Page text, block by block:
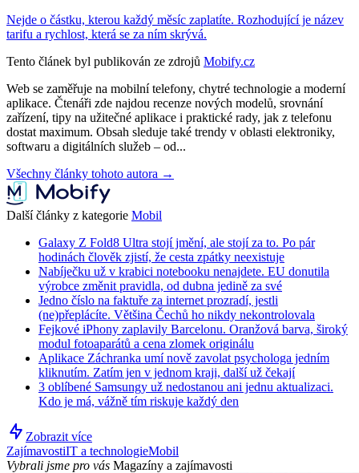
Nejde o částku, kterou každý měsíc zaplatíte. Rozhodující je název
tarifu a rychlost, která se za ním skrývá.
Tento článek byl publikován ze zdrojů Mobify.cz
Web se zaměřuje na mobilní telefony, chytré technologie a moderní
aplikace. Čtenáři zde najdou recenze nových modelů, srovnání
zařízení, tipy na užitečné aplikace i praktické rady, jak z telefonu
dostat maximum. Obsah sleduje také trendy v oblasti elektroniky,
softwaru a digitálních služeb – od...
Všechny články tohoto autora →
Další články z kategorie Mobil
Galaxy Z Fold8 Ultra stojí jmění, ale stojí za to. Po pár
hodinách člověk zjistí, že cesta zpátky neexistuje
Nabíječku už v krabici notebooku nenajdete. EU donutila
výrobce změnit pravidla, od dubna jedině za své
Jedno číslo na faktuře za internet prozradí, jestli
(ne)přeplácíte. Většina Čechů ho nikdy nekontrolovala
Fejkové iPhony zaplavily Barcelonu. Oranžová barva, široký
modul fotoaparátů a cena zlomek originálu
Aplikace Záchranka umí nově zavolat psychologa jedním
kliknutím. Zatím jen v jednom kraji, další už čekají
3 oblíbené Samsungy už nedostanou ani jednu aktualizaci.
Kdo je má, vážně tím riskuje každý den
Zobrazit více
ZajímavostiIT a technologieMobil
Vybrali jsme pro vás Magazíny a zajímavosti